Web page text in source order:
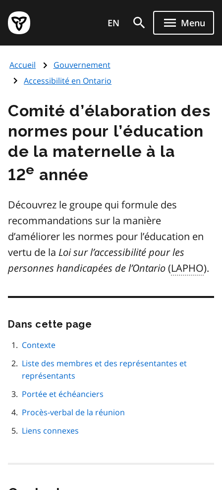
au
contenu
principal
Page
d'accueil
de
l'Ontario
EN Menu
Accueil
Gouvernement
Accessibilité en Ontario
Comité d’élaboration des
normes pour l’éducation
de la maternelle à la
12e année
Découvrez le groupe qui formule des
recommandations sur la manière
d’améliorer les normes pour l’éducation en
vertu de la Loi sur l’accessibilité pour les
personnes handicapées de l’Ontario(LAPHO).
Dans cette page
page
Contexte
Liste des membres et des représentantes et
représentants
Portée et échéanciers
Procès-verbal de la réunion
Liens connexes